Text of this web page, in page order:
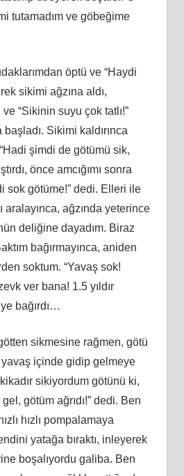
tutamadım ve göbeğime
öptü ve “Haydi
sikimi ağzına aldı,
ve “Sikinin suyu çok tatlı!”
Sikimi kaldırınca
şimdi de götümü sik,
önce amcığımı sonra
sok götüme!” dedi. Elleri ile
aralayınca, ağzında yeterince
deliğine dayadım. Biraz
bağırmayınca, aniden
soktum. “Yavaş sok!
ver bana! 1.5 yıldır
bağırdı…
sikmesine rağmen, götü
yavaş içinde gidip gelmeye
sikiyordum götünü ki,
götüm ağrıdı!” dedi. Ben
hızlı pompalamaya
yatağa bıraktı, inleyerek
boşalıyordu galiba. Ben